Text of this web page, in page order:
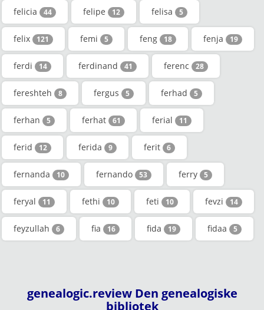
felicia 44 felipe 12 felisa 5
felix 121 femi 5 feng 18 fenja 19
ferdi 14 ferdinand 41 ferenc 28
fereshteh 8 fergus 5 ferhad 5
ferhan 5 ferhat 61 ferial 11
ferid 12 ferida 9 ferit 6
fernanda 10 fernando 53 ferry 5
feryal 11 fethi 10 feti 10 fevzi 14
feyzullah 6 fia 16 fida 19 fidaa 5
genealogic.review Den genealogiske
bibliotek